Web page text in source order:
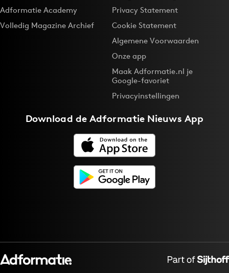
Adformatie Academy
Volledig Magazine Archief
Privacy Statement
Cookie Statement
Algemene Voorwaarden
Onze app
Maak Adformatie.nl je
Google-favoriet
Privacyinstellingen
Download deAdformatie Nieuws App